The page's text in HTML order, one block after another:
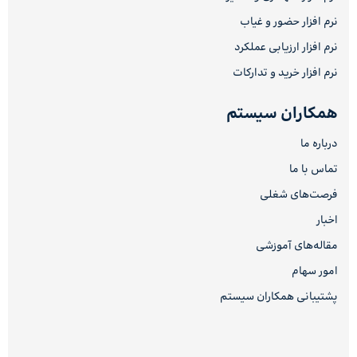
نرم افزار حضور و غیاب
نرم افزار ارزیابی عملکرد
نرم افزار خرید و تدارکات
همکاران سیستم
درباره ما
تماس با ما
فرصت‌های شغلی
اخبار
مقاله‌های آموزشی
امور سهام
پشتیبانی همکاران سیستم